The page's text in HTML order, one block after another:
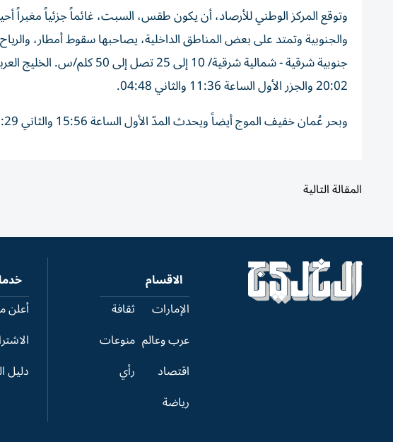
وتوقع المركز الوطني للأرصاد، أن يكون طقس، السبت، غائماً جزئياً مغبراً
والجنوبية وتمتد على بعض المناطق الداخلية، يصاحبها سقوط أمطار،
20:02 والجزر الأول الساعة 11:36 والثاني 04:48.
وبحر عُمان خفيف الموج أيضاً ويحدث المدّ الأول الساعة 15:56 والثاني 07:29 والجزر الأول الساعة 11:08 والثاني 00:04.
المقالة التالية
الاقسام
الإمارات
عرب وعالم
اقتصاد
رياضة
ثقافة
منوعات
رأي
أعلن
دليل